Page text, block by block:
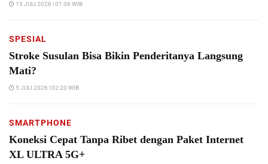
13 JULI 2026 | 01:36 WIB
SPESIAL
Stroke Susulan Bisa Bikin Penderitanya Langsung
Mati?
5 JULI 2026 | 02:20 WIB
SMARTPHONE
Koneksi Cepat Tanpa Ribet dengan Paket Internet
XL ULTRA 5G+